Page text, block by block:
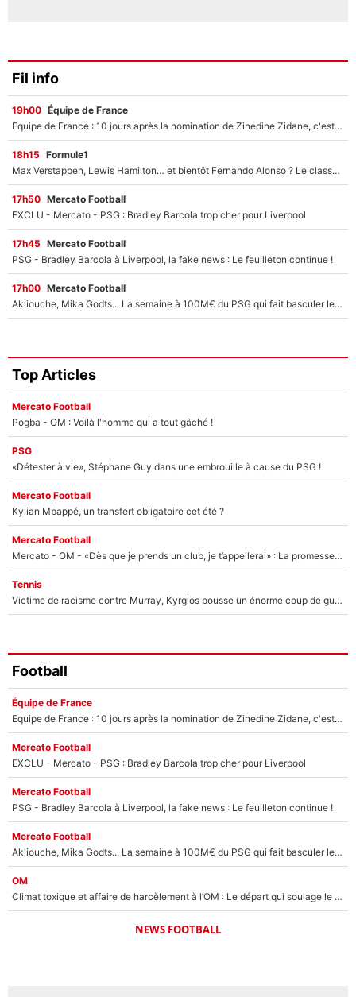
Fil info
19h00 Équipe de France
Equipe de France : 10 jours après la nomination de Zinedine Zidane, c'est au tour de son fils de prendre un nouveau départ !
18h15 Formule1
Max Verstappen, Lewis Hamilton… et bientôt Fernando Alonso ? Le classement des pilotes les mieux payés en Formule 1 risque de changer !
17h50 Mercato Football
EXCLU - Mercato - PSG : Bradley Barcola trop cher pour Liverpool
17h45 Mercato Football
PSG - Bradley Barcola à Liverpool, la fake news : Le feuilleton continue !
17h00 Mercato Football
Akliouche, Mika Godts... La semaine à 100M€ du PSG qui fait basculer le mercato du PSG !
Top Articles
Mercato Football
Pogba - OM : Voilà l'homme qui a tout gâché !
PSG
«Détester à vie», Stéphane Guy dans une embrouille à cause du PSG !
Mercato Football
Kylian Mbappé, un transfert obligatoire cet été ?
Mercato Football
Mercato - OM - «Dès que je prends un club, je t’appellerai» : La promesse de Marcelino au moment de claquer la porte
Tennis
Victime de racisme contre Murray, Kyrgios pousse un énorme coup de gueule !
Football
Équipe de France
Equipe de France : 10 jours après la nomination de Zinedine Zidane, c'est au tour de son fils de prendre un nouveau départ !
Mercato Football
EXCLU - Mercato - PSG : Bradley Barcola trop cher pour Liverpool
Mercato Football
PSG - Bradley Barcola à Liverpool, la fake news : Le feuilleton continue !
Mercato Football
Akliouche, Mika Godts... La semaine à 100M€ du PSG qui fait basculer le mercato du PSG !
OM
Climat toxique et affaire de harcèlement à l’OM : Le départ qui soulage le vestiaire de Bruno Genesio
NEWS FOOTBALL